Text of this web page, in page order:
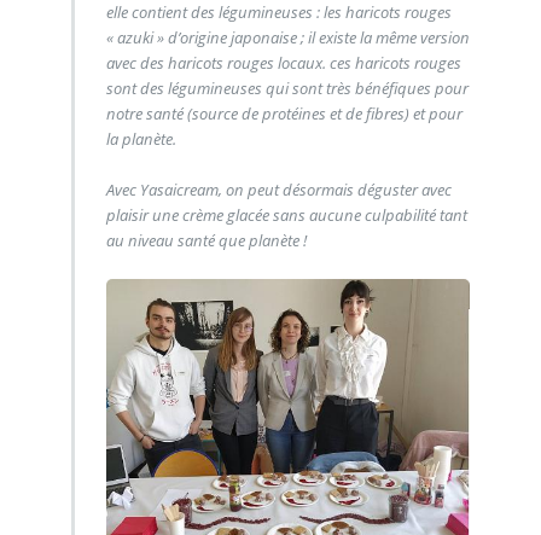
elle contient des légumineuses : les haricots rouges
« azuki » d’origine japonaise ; il existe la même version
avec des haricots rouges locaux. ces haricots rouges
sont des légumineuses qui sont très bénéfiques pour
notre santé (source de protéines et de fibres) et pour
la planète.
Avec Yasaicream, on peut désormais déguster avec
plaisir une crème glacée sans aucune culpabilité tant
au niveau santé que planète !